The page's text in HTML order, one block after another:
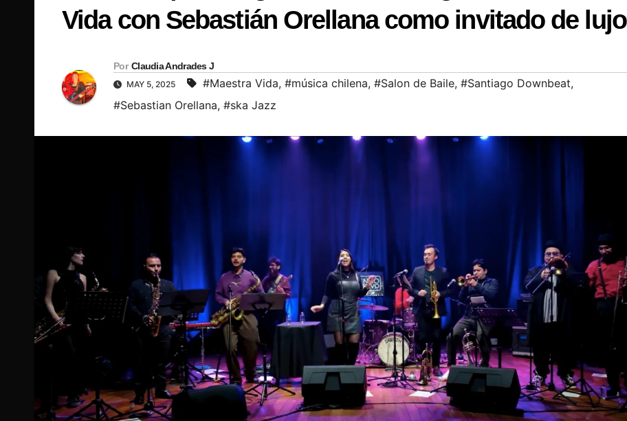
Vida con Sebastián Orellana como invitado de lujo
Por Claudia Andrades J
MAY 5, 2025 #Maestra Vida, #música chilena, #Salon de Baile, #Santiago Downbeat,
#Sebastian Orellana, #ska Jazz